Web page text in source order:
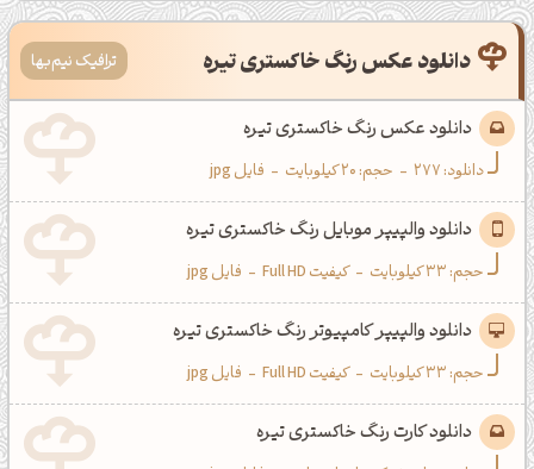
دانلود عکس رنگ خاکستری تیره ترافیک نیم‌بها
دانلود عکس رنگ خاکستری تیره
دانلود:277
- حجم: 20 کیلوبایت - فایل jpg
دانلود والپیپر موبایل رنگ خاکستری تیره
حجم: 33 کیلوبایت - کیفیت Full HD - فایل jpg
دانلود والپیپر کامپیوتر رنگ خاکستری تیره
حجم: 33 کیلوبایت - کیفیت Full HD - فایل jpg
دانلود کارت رنگ خاکستری تیره